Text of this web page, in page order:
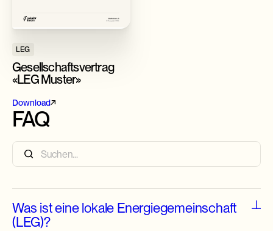
LEG
Gesellschaftsvertrag
«LEG Muster»
Download
FAQ
Was ist eine lokale Energiegemeinschaft
(LEG)?